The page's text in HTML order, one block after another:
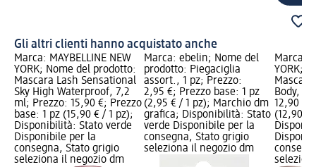
Gli altri clienti hanno acquistato anche
Marca: MAYBELLINE NEW
YORK; Nome del prodotto:
Mascara Lash Sensational
Sky High Waterproof, 7,2
ml; Prezzo: 15,90 €; Prezzo
base: 1 pz (15,90 € / 1 pz);
Disponibilità: Stato verde
Disponibile per la
consegna, Stato grigio
seleziona il negozio dm
Marca: ebelin; Nome del
prodotto: Piegaciglia
assort., 1 pz; Prezzo:
2,95 €; Prezzo base: 1 pz
(2,95 € / 1 pz); Marchio dm
grafica; Disponibilità: Stato
verde Disponibile per la
consegna, Stato grigio
seleziona il negozio dm
Marca:
YORK;
Body,
12,90 €;
(12,90 €